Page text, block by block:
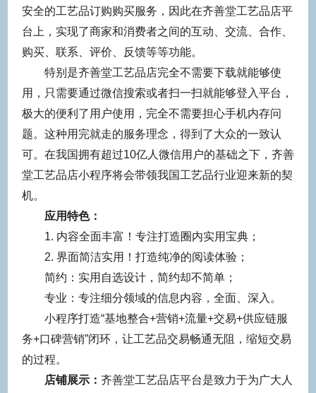
安全的工艺品订购购买服务，因此在齐善堂工艺品店平
台 上，实现了商家和消费者之间的互动、交流、合作、
购买、联系、评价、反馈等等功能。
特别是齐善堂工艺品店完全不需要下载就能够使
用，只需要通过微信搜索或者扫一扫就能够登入平台，
极大的便利了用户使用，完全不需要担心手机内存问
题。这种用完就走的服务理念，得到了大众的一致认
可。在我国拥有超过10亿人微信用户的基础之下， 齐善
堂工艺品店小程序将会带领我国 工艺品行业迎来新的契
机。
应用特色：
1. 内容全面丰富！专注打造圈内实用宝典；
2. 界面简洁实用！打造纯净的阅读体验；
简约：实用自选设计，简约却不简单；
专业：专注细分领域的信息内容，全面、深入。
小程序打造“基地整合+营销+流量+交易+供应链服
务+口碑营销”闭环，让工艺品交易畅通无阻，缩短交易
的过程。
店铺展示： 齐善堂工艺品店平台是致力于为广大人